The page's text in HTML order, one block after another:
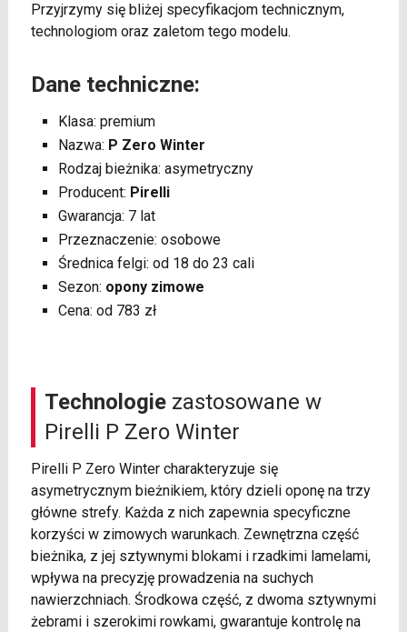
Przyjrzymy się bliżej specyfikacjom technicznym,
technologiom oraz zaletom tego modelu.
Dane techniczne:
Klasa: premium
Nazwa: P Zero Winter
Rodzaj bieżnika: asymetryczny
Producent: Pirelli
Gwarancja: 7 lat
Przeznaczenie: osobowe
Średnica felgi: od 18 do 23 cali
Sezon: opony zimowe
Cena: od 783 zł
Technologiezastosowane w
Pirelli P Zero Winter
Pirelli P Zero Winter charakteryzuje się
asymetrycznym bieżnikiem, który dzieli oponę na trzy
główne strefy. Każda z nich zapewnia specyficzne
korzyści w zimowych warunkach. Zewnętrzna część
bieżnika, z jej sztywnymi blokami i rzadkimi lamelami,
wpływa na precyzję prowadzenia na suchych
nawierzchniach. Środkowa część, z dwoma sztywnymi
żebrami i szerokimi rowkami, gwarantuje kontrolę na